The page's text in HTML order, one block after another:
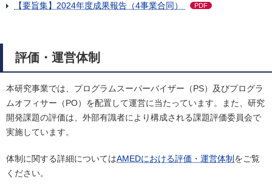
【要旨集】2024年度成果報告（4事業合同）
PDF
評価・運営体制
本研究事業では、プログラムスーパーバイザー（PS）及びプログラ
ムオフィサー（PO）を配置して運営に当たっています。また、研究
開発課題の評価は、外部有識者により構成される課題評価委員会で
実施しています。
体制に関する詳細についてはAMEDにおける評価・運営体制 をご覧
ください。